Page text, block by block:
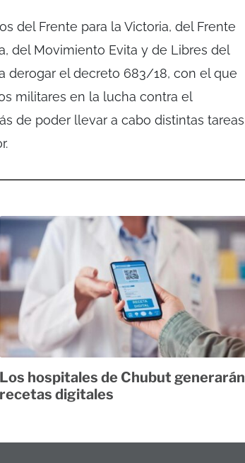
del Frente para la Victoria, del Frente
del Movimiento Evita y de Libres del
derogar el decreto 683/18, con el que
militares en la lucha contra el
de poder llevar a cabo distintas tareas
Los hospitales de Chubut generarán
recetas digitales